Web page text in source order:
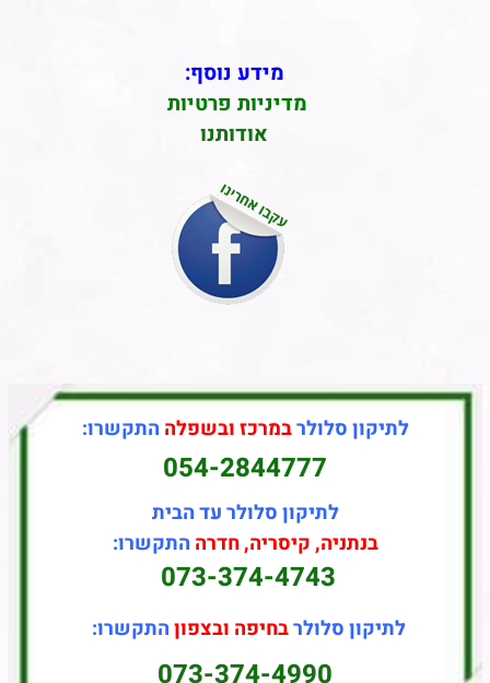
מידע נוסף:
מדיניות פרטיות
אודותנו
לתיקון סלולרבמרכז ובשפלה התקשרו:
054-2844777
לתיקון סלולר עד הבית
בנתניה, קיסריה, חדרה התקשרו:
073-374-4743
לתיקון סלולרבחיפה ובצפוןהתקשרו:
073-374-4990